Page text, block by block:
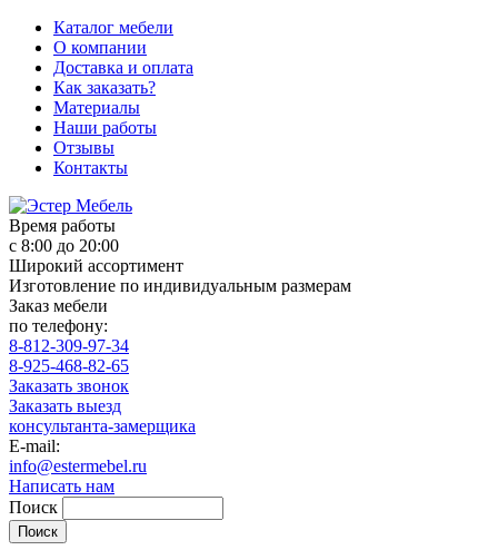
Каталог мебели
О компании
Доставка и оплата
Как заказать?
Материалы
Наши работы
Отзывы
Контакты
Время работы
с 8:00 до 20:00
Широкий ассортимент
Изготовление по индивидуальным размерам
Заказ мебели
по телефону:
8-812-309-97-34
8-925-468-82-65
Заказать звонок
Заказать выезд
консультанта-замерщика
E-mail:
info@estermebel.ru
Написать нам
Поиск